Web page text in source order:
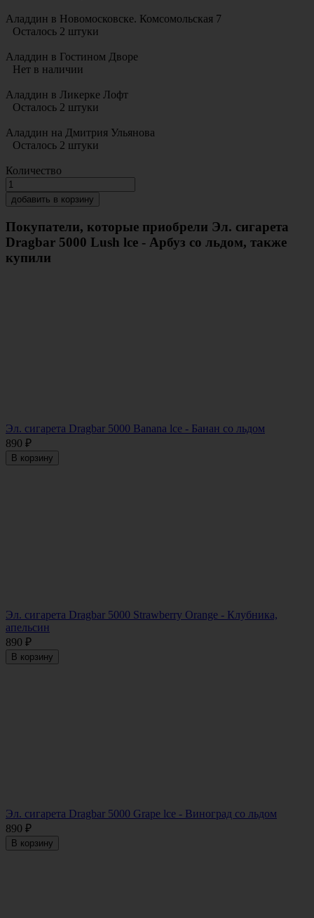
Аладдин в Новомосковске. Комсомольская 7
Осталось 2 штуки
Аладдин в Гостином Дворе
Нет в наличии
Аладдин в Ликерке Лофт
Осталось 2 штуки
Аладдин на Дмитрия Ульянова
Осталось 2 штуки
Количество
добавить в корзину
Покупатели, которые приобрели Эл. сигарета
Dragbar 5000 Lush lce - Арбуз со льдом, также
купили
Эл. сигарета Dragbar 5000 Banana lce - Банан со льдом
890 ₽
В корзину
Эл. сигарета Dragbar 5000 Strawberry Orange - Клубника,
апельсин
890 ₽
В корзину
Эл. сигарета Dragbar 5000 Grape lce - Виноград со льдом
890 ₽
В корзину